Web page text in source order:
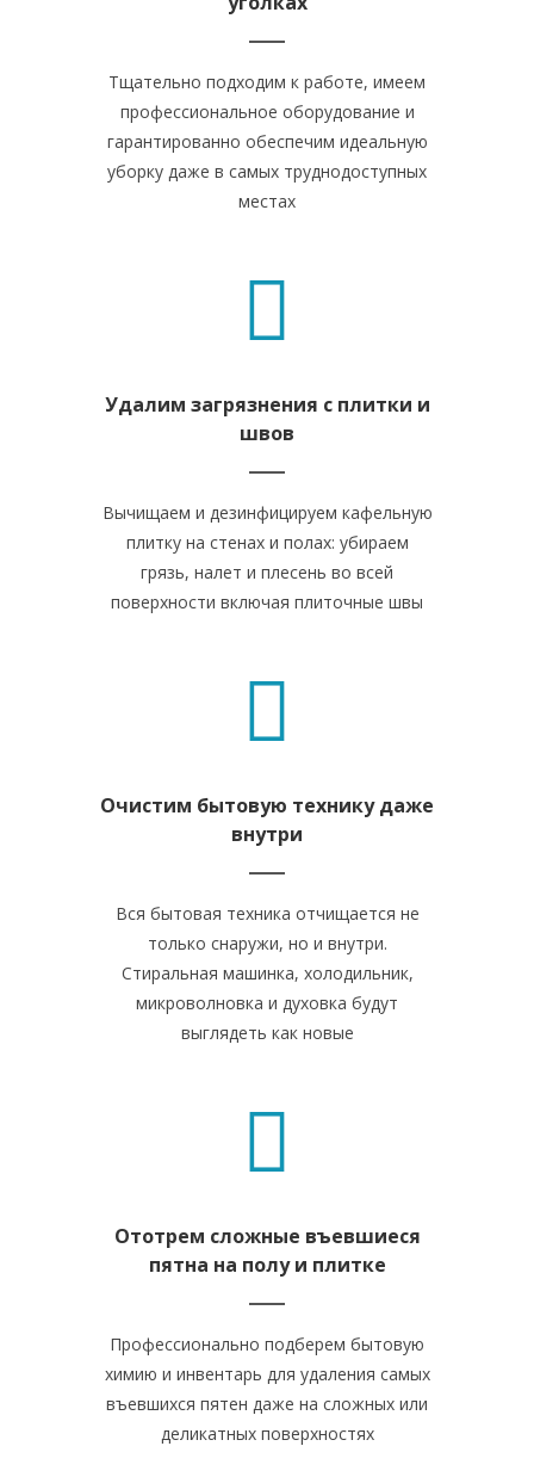
Тщательно подходим к работе, имеем
профессиональное оборудование и
гарантированно обеспечим идеальную
уборку даже в самых труднодоступных
местах
Удалим загрязнения с плитки и
швов
Вычищаем и дезинфицируем кафельную
плитку на стенах и полах: убираем
грязь, налет и плесень во всей
поверхности включая плиточные швы
Очистим бытовую технику даже
внутри
Вся бытовая техника отчищается не
только снаружи, но и внутри.
Стиральная машинка, холодильник,
микроволновка и духовка будут
выглядеть как новые
Ототрем сложные въевшиеся
пятна на полу и плитке
Профессионально подберем бытовую
химию и инвентарь для удаления самых
въевшихся пятен даже на сложных или
деликатных поверхностях